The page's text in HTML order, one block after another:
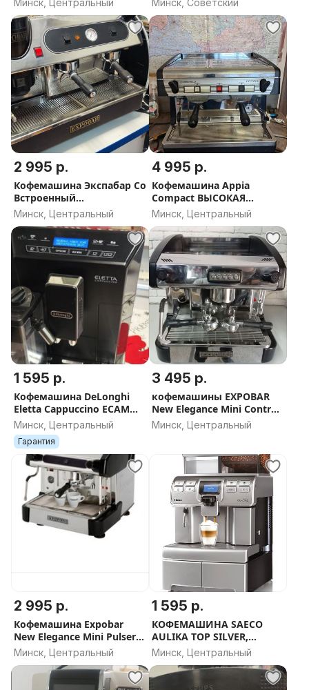
Минск, Центральный
ИСПАНИЯ
Минск, Советский
2 995 р.
Кофемашина Экспабар Со
Встроенный
Кофемолкой.
Минск, Центральный
4 995 р.
Кофемашина Appia
Compact ВЫСОКАЯ
ГРУППА 2 Gr V (Nuova
Simonelli, Италия)
Минск, Центральный
1 595 р.
Кофемашина DeLonghi
Eletta Cappuccino ECAM
44.660.B ИТАЛИЯ
Минск, Центральный
Гарантия
3 495 р.
кофемашины EXPOBAR
New Elegance Mini Control
1GR Испания
Минск, Центральный
2 995 р.
Кофемашина Expobar
New Elegance Mini Pulser 1
GR Black ИСПАНИЯ
Минск, Центральный
1 595 р.
КОФЕМАШИНА SAECO
AULIKA TOP SILVER,
АВТОМАТИЧЕСКАЯ
Минск, Центральный